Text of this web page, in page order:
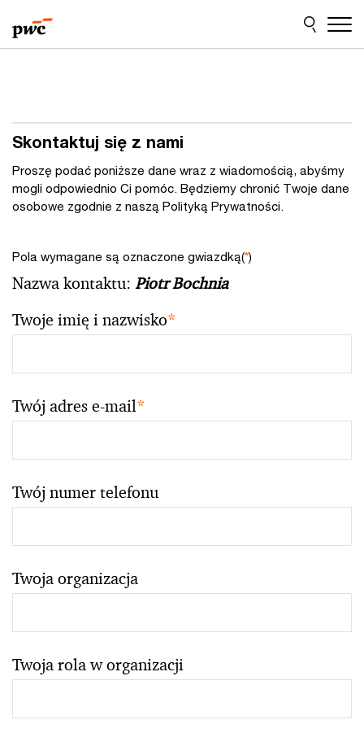
do
treści
do
stopki
Skontaktuj się z nami
Proszę podać poniższe dane wraz z wiadomością, abyśmy
mogli odpowiednio Ci pomóc. Będziemy chronić Twoje dane
osobowe zgodnie z naszą Polityką Prywatności.
Pola wymagane są oznaczone gwiazdką(*)
Nazwa kontaktu: Piotr Bochnia
Twoje imię i nazwisko*
Twój adres e-mail*
Twój numer telefonu
Twoja organizacja
Twoja rola w organizacji